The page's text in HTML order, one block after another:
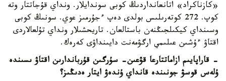
«كازناكراد» اتانعانداردىڭ كوبى سوندايلار. ونداي قۇجاتتار وتە
كوپ. 272 كوتەرىلىس بولدى دەپ ءجۇرمىز عوي. سونىڭ كوبى
وسىنداي كيكىلجىڭنەن باستالعان. تاريحشىلار ونداي تۇلعالاردى
اقتاۋ ءۇشىن عىلىمي ارگۋمەنت دايىنداۋى كەرەك.
- قاراپايىم ازاماتتارعا قۋعىن- سۇرگىن قۇرباندارىن اقتاۋ ىسىندە
ۇلەس قوسۋ جونىندە قانداي ۇندەۋ ايتار ەدىڭىز؟